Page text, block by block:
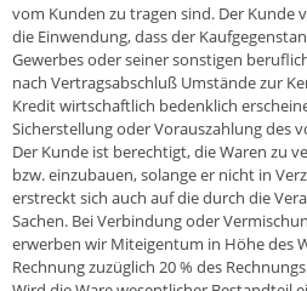
vom Kunden zu tragen sind. Der Kunde
die Einwendung, dass der
Gewerbes oder seiner sonstigen
nach Vertragsabschluß Umstände zur
Kredit wirtschaftlich bedenklich
Sicherstellung oder Vorauszahlung des
Der Kunde ist berechtigt, die Waren zu
bzw. einzubauen, solange er nicht in
erstreckt sich auch auf die durch die
Sachen. Bei Verbindung oder
erwerben wir Miteigentum in Höhe des
Rechnung zuzüglich 20 % des